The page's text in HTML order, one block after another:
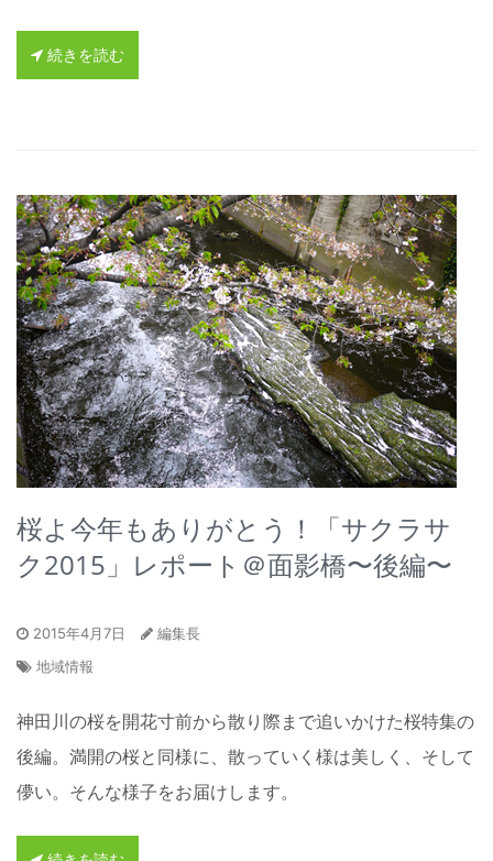
続きを読む
桜よ今年もありがとう！「サクラサ
ク2015」レポート＠面影橋〜後編〜
2015年4月7日
編集長
地域情報
神田川の桜を開花寸前から散り際まで追いかけた桜特集の
後編。満開の桜と同様に、散っていく様は美しく、そして
儚い。そんな様子をお届けします。